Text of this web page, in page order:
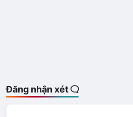
Đăng nhận xét